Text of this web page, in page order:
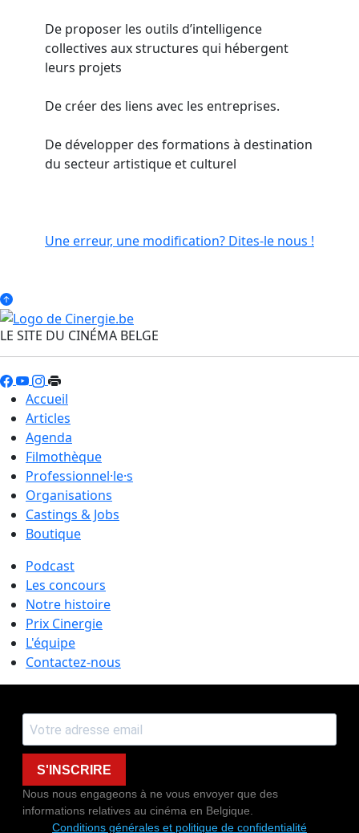
De proposer les outils d’intelligence
collectives aux structures qui hébergent
leurs projets
De créer des liens avec les entreprises.
De développer des formations à destination
du secteur artistique et culturel
Une erreur, une modification? Dites-le nous !
LE SITE DU CINÉMA BELGE
Accueil
Articles
Agenda
Filmothèque
Professionnel·le·s
Organisations
Castings & Jobs
Boutique
Podcast
Les concours
Notre histoire
Prix Cinergie
L'équipe
Contactez-nous
S'INSCRIRE
Nous nous engageons à ne vous envoyer que des
informations relatives au cinéma en Belgique.
Conditions générales et politique de confidentialité